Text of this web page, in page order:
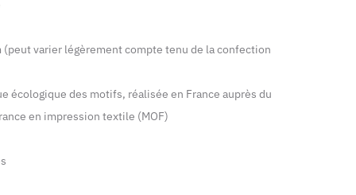
(peut varier légèrement compte tenu de la confection
écologique des motifs, réalisée en France auprès du
en impression textile (MOF)